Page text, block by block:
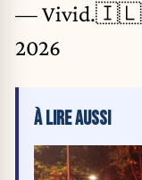
— Vivid.🇮🇱
2026
À LIRE AUSSI